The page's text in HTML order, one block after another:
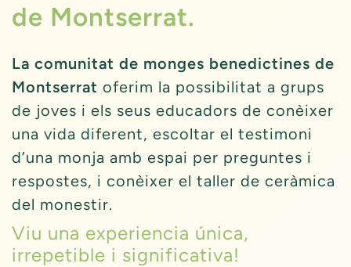
de Montserrat.
La comunitat de monges benedictines de
Montserrat oferim la possibilitat a grups
de joves i els seus educadors de conèixer
una vida diferent, escoltar el testimoni
d’una monja amb espai per preguntes i
respostes, i conèixer el taller de ceràmica
del monestir.
Viu una experiencia única,
irrepetible i significativa!